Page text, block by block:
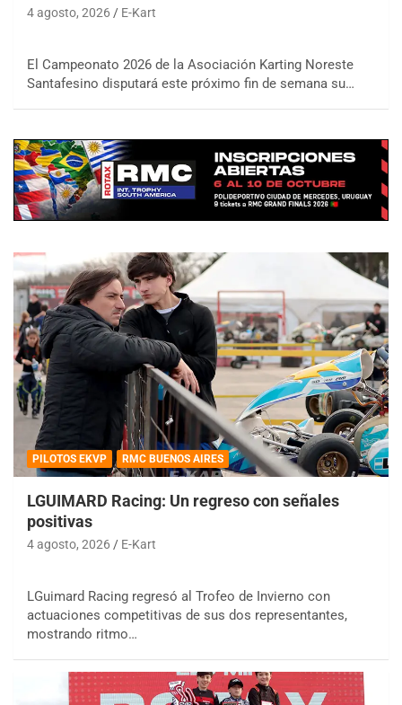
4 agosto, 2026 E-Kart
El Campeonato 2026 de la Asociación Karting Noreste
Santafesino disputará este próximo fin de semana su…
PILOTOS EKVP RMC BUENOS AIRES
LGUIMARD Racing: Un regreso con señales
positivas
4 agosto, 2026 E-Kart
LGuimard Racing regresó al Trofeo de Invierno con
actuaciones competitivas de sus dos representantes,
mostrando ritmo…